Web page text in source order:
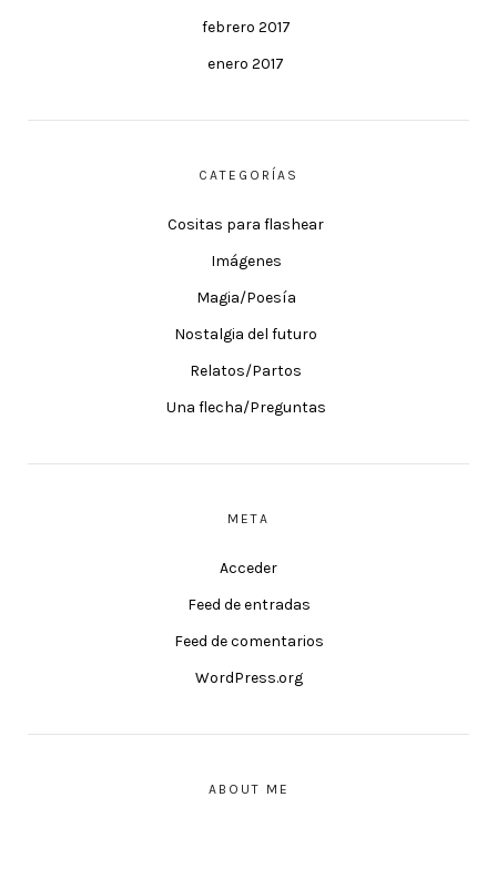
febrero 2017
enero 2017
CATEGORÍAS
Cositas para flashear
Imágenes
Magia/Poesía
Nostalgia del futuro
Relatos/Partos
Una flecha/Preguntas
META
Acceder
Feed de entradas
Feed de comentarios
WordPress.org
ABOUT ME